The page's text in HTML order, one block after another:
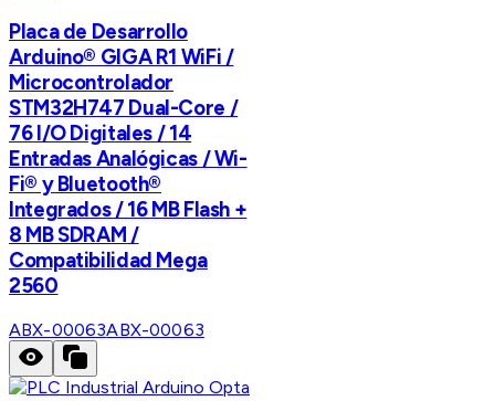
Placa de Desarrollo
Arduino® GIGA R1 WiFi /
Microcontrolador
STM32H747 Dual-Core /
76 I/O Digitales / 14
Entradas Analógicas / Wi-
Fi® y Bluetooth®
Integrados / 16 MB Flash +
8 MB SDRAM /
Compatibilidad Mega
2560
ABX-00063ABX-00063